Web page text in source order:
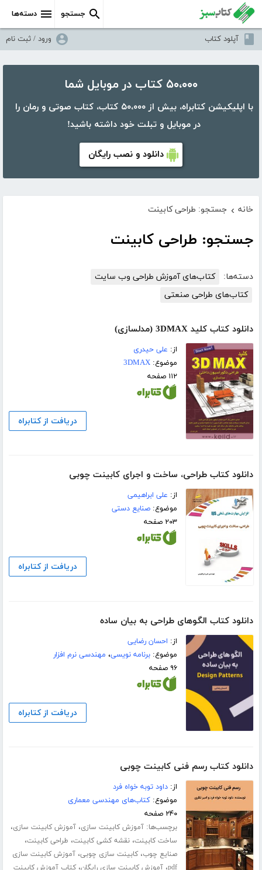
دسته‌ها جستجو
آپلود کتاب ورود / ثبت نام
۵۰،۰۰۰ کتاب در موبایل شما
با اپلیکیشن کتابراه، بیش از ۵۰،۰۰۰ کتاب، کتاب صوتی و رمان را
در موبایل و تبلت خود داشته باشید!
دانلود و نصب رایگان
خانه › جستجو: طراحی کابینت
جستجو: طراحی کابینت
دسته‌ها:
کتاب‌های آموزش طراحی وب سایت
کتاب‌های طراحی صنعتی
دانلود کتاب کلید 3DMAX (مدلسازی)
از: علی حیدری
موضوع:3DMAX
۱۱۲ صفحه
دریافت از کتابراه
دانلود کتاب طراحی، ساخت و اجرای کابینت چوبی
از: علی ابراهیمی
موضوع:صنایع دستی
۲۰۳ صفحه
دریافت از کتابراه
دانلود کتاب الگوهای طراحی به بیان ساده
از: احسان رضایی
موضوع:برنامه نویسی، مهندسی نرم افزار
۹۶ صفحه
دریافت از کتابراه
دانلود کتاب رسم فنی کابینت چوبی
از:داود توبه خواه فرد
موضوع:کتاب‌های مهندسی معماری
۲۴۰ صفحه
برچسب‌ها:آموزش کابینت سازی،آموزش کابینت سازی،
ساخت کابینت،نقشه کشی کابینت، طراحی کابینت،
صنایع چوب،کابینت سازی چوبی،آموزش کابینت سازی
pdf،آموزش کابینت سازی رایگان،کتاب آموزش کابینت